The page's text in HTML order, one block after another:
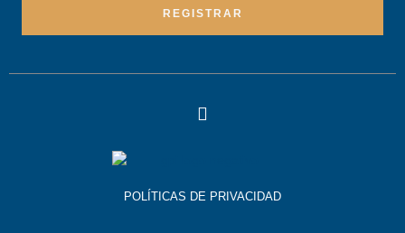
REGISTRAR
POLÍTICAS DE PRIVACIDAD